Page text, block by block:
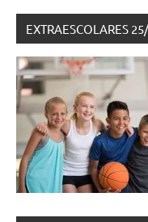
EXTRAESCOLARES